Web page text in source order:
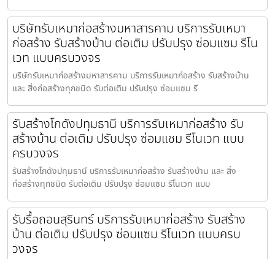
บริษัทรับเหมาก่อสร้างมหาสารคาม บริการรับเหมา
ก่อสร้าง รับสร้างบ้าน ต่อเติม ปรับปรุง ซ่อมแซม รีโน
เวท แบบครบวงจร
บริษัทรับเหมาก่อสร้างมหาสารคาม บริการรับเหมาก่อสร้าง รับสร้างบ้าน
และ สิ่งก่อสร้างทุกชนิด รับต่อเติม ปรับปรุง ซ่อมแซม รี
รับสร้างโกดังปทุมธานี บริการรับเหมาก่อสร้าง รับ
สร้างบ้าน ต่อเติม ปรับปรุง ซ่อมแซม รีโนเวท แบบ
ครบวงจร
รับสร้างโกดังปทุมธานี บริการรับเหมาก่อสร้าง รับสร้างบ้าน และ สิ่ง
ก่อสร้างทุกชนิด รับต่อเติม ปรับปรุง ซ่อมแซม รีโนเวท แบบ
รับรื้อถอนสุรินทร์ บริการรับเหมาก่อสร้าง รับสร้าง
บ้าน ต่อเติม ปรับปรุง ซ่อมแซม รีโนเวท แบบครบ
วงจร